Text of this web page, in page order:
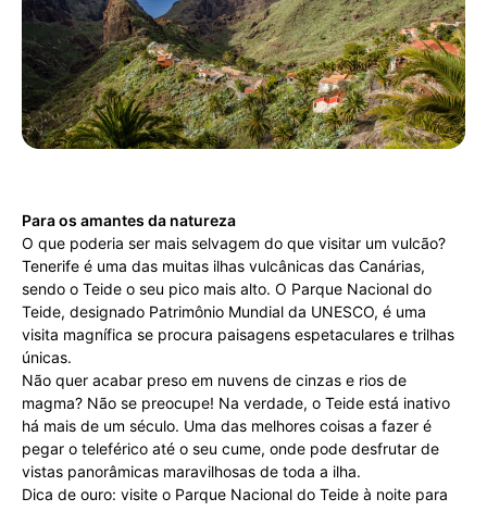
Para os amantes da natureza
O que poderia ser mais selvagem do que visitar um vulcão?
Tenerife é uma das muitas ilhas vulcânicas das Canárias,
sendo o Teide o seu pico mais alto. O Parque Nacional do
Teide, designado Patrimônio Mundial da UNESCO, é uma
visita magnífica se procura paisagens espetaculares e trilhas
únicas.
Não quer acabar preso em nuvens de cinzas e rios de
magma? Não se preocupe! Na verdade, o Teide está inativo
há mais de um século. Uma das melhores coisas a fazer é
pegar o teleférico até o seu cume, onde pode desfrutar de
vistas panorâmicas maravilhosas de toda a ilha.
Dica de ouro: visite o Parque Nacional do Teide à noite para